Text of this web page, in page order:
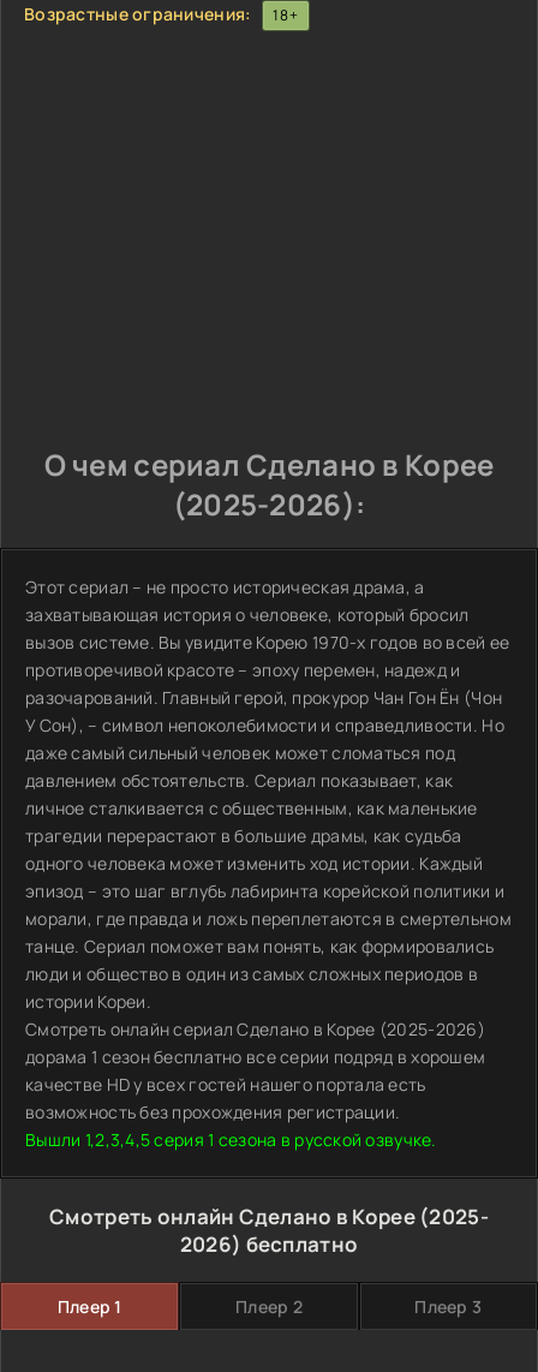
Возрастные ограничения: 18+
О чем сериал Сделано в Корее
(2025-2026):
Этот сериал – не просто историческая драма, а
захватывающая история о человеке, который бросил
вызов системе. Вы увидите Корею 1970-х годов во всей ее
противоречивой красоте – эпоху перемен, надежд и
разочарований. Главный герой, прокурор Чан Гон Ён (Чон
У Сон), – символ непоколебимости и справедливости. Но
даже самый сильный человек может сломаться под
давлением обстоятельств. Сериал показывает, как
личное сталкивается с общественным, как маленькие
трагедии перерастают в большие драмы, как судьба
одного человека может изменить ход истории. Каждый
эпизод – это шаг вглубь лабиринта корейской политики и
морали, где правда и ложь переплетаются в смертельном
танце. Сериал поможет вам понять, как формировались
люди и общество в один из самых сложных периодов в
истории Кореи.
Смотреть онлайн сериал Сделано в Корее (2025-2026)
дорама 1 сезон бесплатно все серии подряд в хорошем
качестве HD у всех гостей нашего портала есть
возможность без прохождения регистрации.
Вышли 1,2,3,4,5 серия 1 сезона в русской озвучке.
Смотреть онлайн Сделано в Корее (2025-
2026) бесплатно
Плеер 1 Плеер 2 Плеер 3